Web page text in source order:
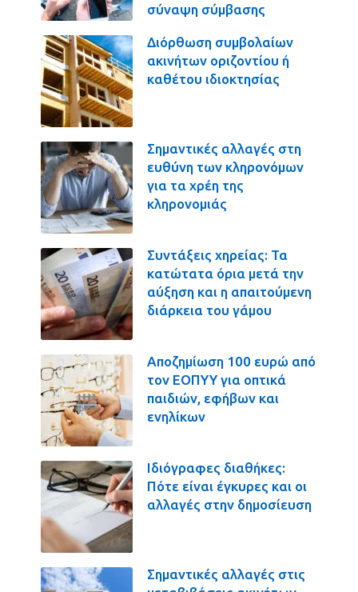
σύναψη σύμβασης
Διόρθωση συμβολαίων
ακινήτων οριζοντίου ή
καθέτου ιδιοκτησίας
Σημαντικές αλλαγές στη
ευθύνη των κληρονόμων
για τα χρέη της
κληρονομιάς
Συντάξεις χηρείας: Τα
κατώτατα όρια μετά την
αύξηση και η απαιτούμενη
διάρκεια του γάμου
Αποζημίωση 100 ευρώ από
τον ΕΟΠΥΥ για οπτικά
παιδιών, εφήβων και
ενηλίκων
Ιδιόγραφες διαθήκες:
Πότε είναι έγκυρες και οι
αλλαγές στην δημοσίευση
Σημαντικές αλλαγές στις